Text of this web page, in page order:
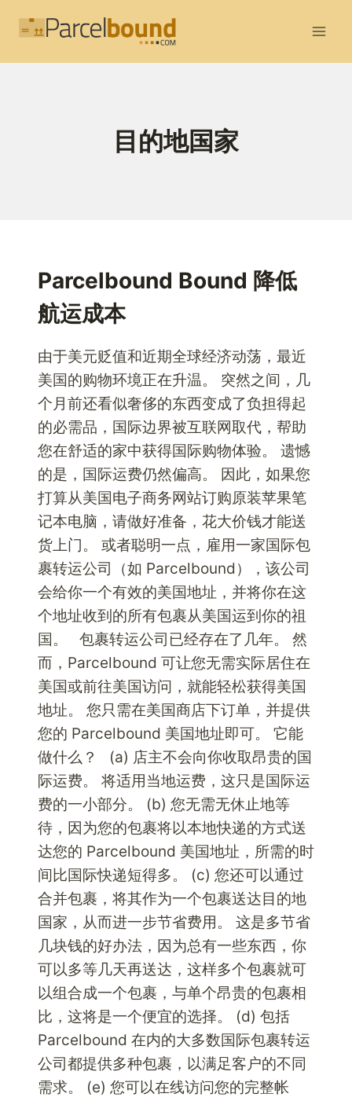
目的地国家
Parcelbound Bound 降低
航运成本
由于美元贬值和近期全球经济动荡，最近
美国的购物环境正在升温。 突然之间，几
个月前还看似奢侈的东西变成了负担得起
的必需品，国际边界被互联网取代，帮助
您在舒适的家中获得国际购物体验。 遗憾
的是，国际运费仍然偏高。 因此，如果您
打算从美国电子商务网站订购原装苹果笔
记本电脑，请做好准备，花大价钱才能送
货上门。 或者聪明一点，雇用一家国际包
裹转运公司（如 Parcelbound），该公司
会给你一个有效的美国地址，并将你在这
个地址收到的所有包裹从美国运到你的祖
国。 包裹转运公司已经存在了几年。 然
而，Parcelbound 可让您无需实际居住在
美国或前往美国访问，就能轻松获得美国
地址。 您只需在美国商店下订单，并提供
您的 Parcelbound 美国地址即可。 它能
做什么？ (a) 店主不会向你收取昂贵的国
际运费。 将适用当地运费，这只是国际运
费的一小部分。 (b) 您无需无休止地等
待，因为您的包裹将以本地快递的方式送
达您的 Parcelbound 美国地址，所需的时
间比国际快递短得多。 (c) 您还可以通过
合并包裹，将其作为一个包裹送达目的地
国家，从而进一步节省费用。 这是多节省
几块钱的好办法，因为总有一些东西，你
可以多等几天再送达，这样多个包裹就可
以组合成一个包裹，与单个昂贵的包裹相
比，这将是一个便宜的选择。 (d) 包括
Parcelbound 在内的大多数国际包裹转运
公司都提供多种包裹，以满足客户的不同
需求。 (e) 您可以在线访问您的完整帐